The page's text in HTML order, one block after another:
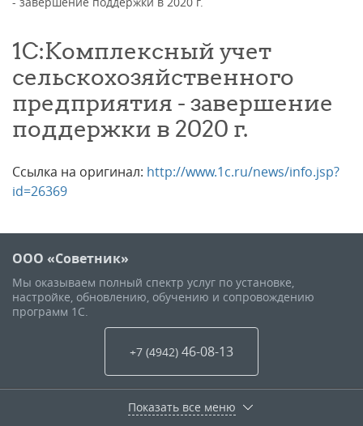
1С:Комплексный учет
сельскохозяйственного
предприятия - завершение
поддержки в 2020 г.
Ссылка на оригинал: http://www.1c.ru/news/info.jsp?
id=26369
ООО «Советник»
Мы оказываем полный спектр услуг по установке,
настройке, обновлению, обучению и сопровождению
программ 1С.
+7 (4942) 46-08-13
Показать все меню